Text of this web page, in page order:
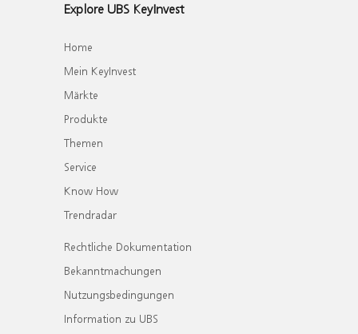
Explore UBS KeyInvest
Home
Mein KeyInvest
Märkte
Produkte
Themen
Service
Know How
Trendradar
Rechtliche Dokumentation
Bekanntmachungen
Nutzungsbedingungen
Information zu UBS